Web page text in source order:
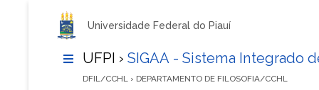
Universidade Federal do Piauí
UFPI › SIGAA - Sistema Integrado
DFIL/CCHL › DEPARTAMENTO DE FILOSOFIA/CCHL